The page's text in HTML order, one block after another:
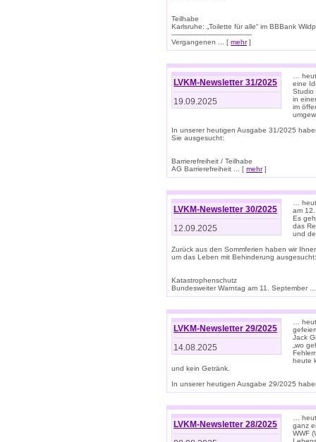
Teilhabe
Karlsruhe: „Toilette für alle“ im BBBank
--------------------------------------
Vergangenen ... [ mehr]
LVKM-Newsletter 31/2025
19.09.2025
…
eine
Studio
in
im
In unserer heutigen Ausgabe 31/2025
Sie ausgesucht:
Barrierefreiheit / Teilhabe
AG Barrierefreiheit ... [ mehr]
LVKM-Newsletter 30/2025
12.09.2025
…
am
Es
das
und
Zurück aus den Sommferien haben wir
um das Leben mit Behinderung ausgesucht:
Katastrophenschutz
Bundesweiter Warntag am 11. September
LVKM-Newsletter 29/2025
14.08.2025
…
Jack
„wo
heute
und kein Getränk.
In unserer heutigen Ausgabe 29/2025
LVKM-Newsletter 28/2025
…
ganz
WWF